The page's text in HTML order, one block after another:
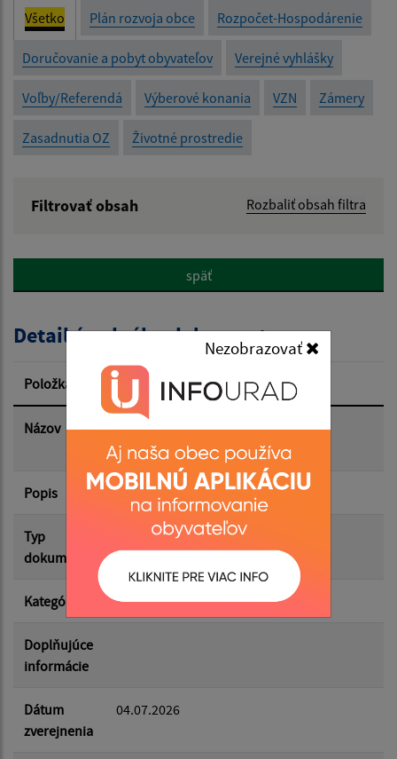
Nezobrazovať
Všetko Plán rozvoja obce Rozpočet-Hospodárenie
Doručovanie a pobyt obyvateľov Verejné vyhlášky
Voľby/Referendá Výberové konania VZN Zámery
Zasadnutia OZ Životné prostredie
Filtrovať obsah Rozbaliť obsah filtra
Popis:
Dátum zverejnenia od:
Dátum zverejnenia do:
Filtrovať Reset
späť
Detail úradného dokumentu
Položka Informácia
Názov
Zápisnica z XXI. zasadnutia zo dňa
11.06.2026
Popis
Typ
dokumentu
Zasadnutia OZ
Kategória Zápisnice OZ
Doplňujúce
informácie
Dátum
zverejnenia
04.07.2026